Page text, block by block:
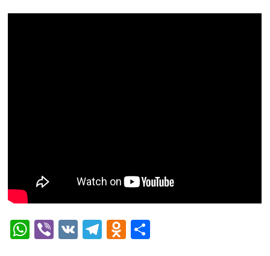
WhatsApp
Viber
VK Telegram
Odnoklassniki